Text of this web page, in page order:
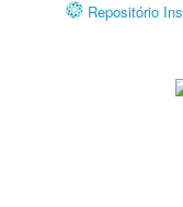
Repositório